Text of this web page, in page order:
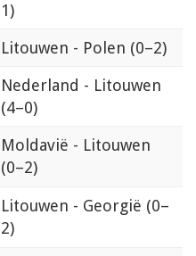
1)
Litouwen - Polen (0–2)
Nederland - Litouwen
(4–0)
Moldavië - Litouwen
(0–2)
Litouwen - Georgië (0–
2)